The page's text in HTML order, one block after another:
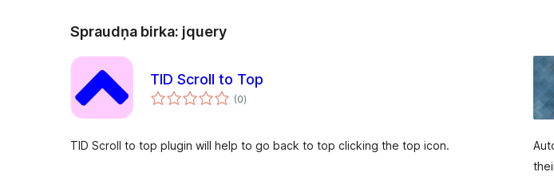
Spraudņa birka: jquery
TID Scroll to Top
(0vērtējumu
kopsumma
)
TID Scroll to top plugin will help to go back to top clicking the top icon.